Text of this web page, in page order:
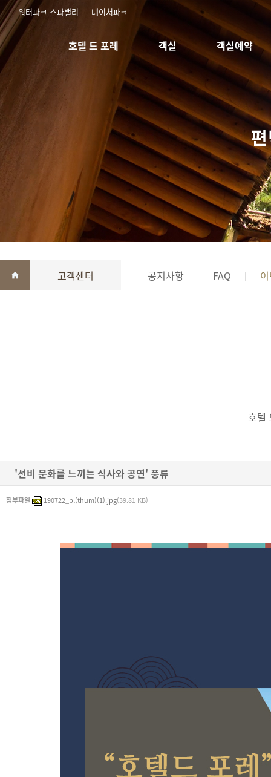
워터파크 스파밸리 네이처파크
호텔 드 포레 객실
스탠다드 침대
스탠다드 한실
한실취사형
스위트
객실예약
실시간예약
예약확인
고객센터 공지사항 FAQ
호텔
'선비 문화를 느끼는 식사와 공연' 풍류
첨부파일 190722_pl(thum)(1).jpg(39.81 KB)